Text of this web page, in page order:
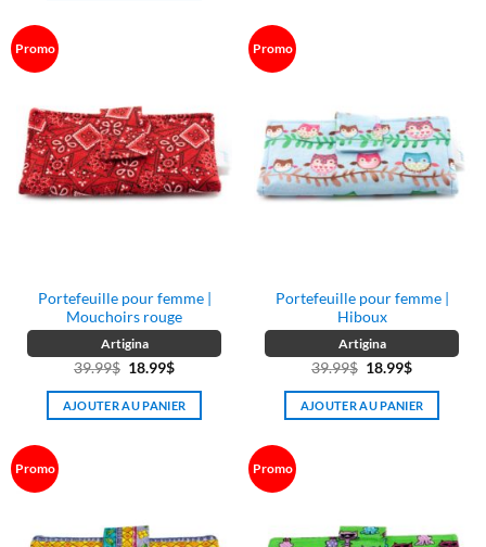
Promo
Portefeuille pour femme |
Mouchoirs rouge
Artigina
39.99$ Le
prix
initial
18.99$Le
prix
actuel
AJOUTER AU PANIER
Promo
Portefeuille pour femme |
Hiboux
Artigina
39.99$ Le
prix
initial
18.99$Le
prix
actuel
AJOUTER AU PANIER
Promo Promo